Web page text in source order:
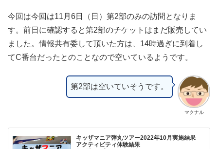
今回は今回は11月6日（日）第2部のみの訪問となりま
す。前日に確認すると第2部のチケットはまだ販売してい
ました。情報共有委して頂いた方は、14時過ぎに到着し
てC番台だったとのことなので空いているようです。
マクナル
第2部は空いていそうです。
キッザマニア弾丸ツアー2022年10月実施結果
アクティビティ体験結果